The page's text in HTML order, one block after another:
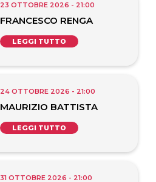
23 OTTOBRE 2026 - 21:00
FRANCESCO RENGA
LEGGI TUTTO
24 OTTOBRE 2026 - 21:00
MAURIZIO BATTISTA
LEGGI TUTTO
31 OTTOBRE 2026 - 21:00